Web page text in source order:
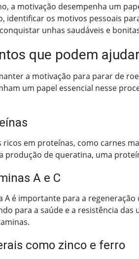
a motivação desempenha um
identificar os motivos pessoais
unhas saudáveis e
que podem
a motivação para parar de
um papel essencial nesse
ricos em proteínas, como carnes
produção de queratina, uma
A e C
A é importante para a
para a saúde e a resistência das
como zinco e ferro